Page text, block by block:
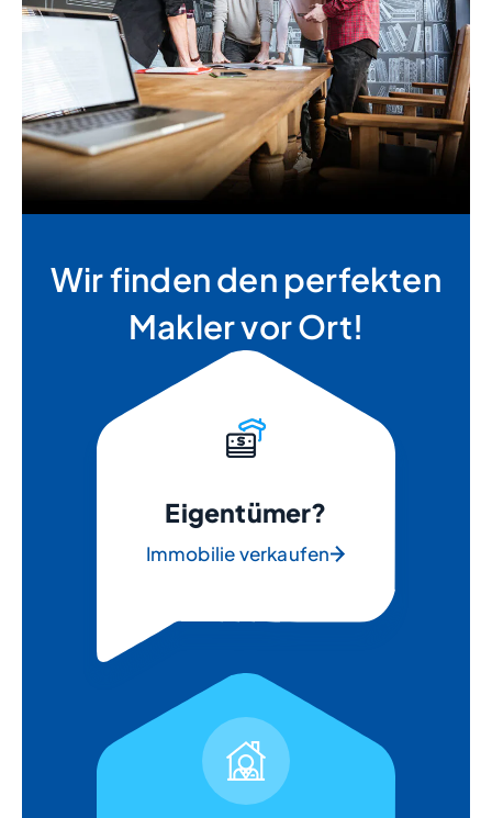
Wir finden den perfekten
Makler vor Ort!
Eigentümer?
Immobilie verkaufen